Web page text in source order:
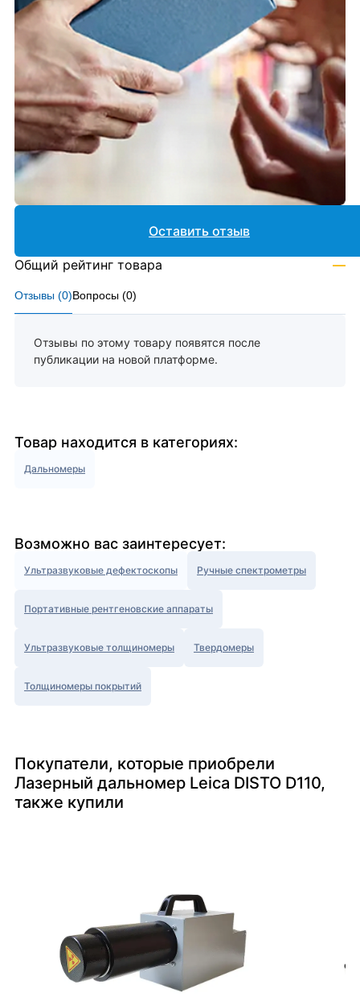
Отзывы (0)Вопросы (0)
Отзывы по этому товару появятся после
публикации на новой платформе.
Оставить отзыв
Общий рейтинг товара —
Товар находится в категориях:
Дальномеры
Возможно вас заинтересует:
Ультразвуковые дефектоскопы Ручные спектрометры
Портативные рентгеновские аппараты
Ультразвуковые толщиномеры Твердомеры
Толщиномеры покрытий
Покупатели, которые приобрели
Лазерный дальномер Leica DISTO D110,
также купили